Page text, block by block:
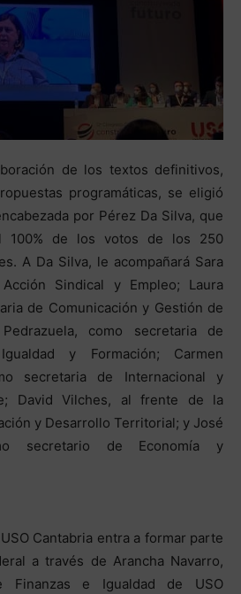
de los textos definitivos,
programáticas, se eligió
por Pérez Da Silva, que
100% de los votos de los 250
A Da Silva, le acompañará Sara
Sindical y Empleo; Laura
de Comunicación y Gestión de
como secretaria de
y Formación; Carmen
secretaria de Internacional y
David Vilches, al frente de la
y Desarrollo Territorial; y José
secretario de Economía y
Cantabria entra a formar parte
a través de Arancha Navarro,
Finanzas e Igualdad de USO